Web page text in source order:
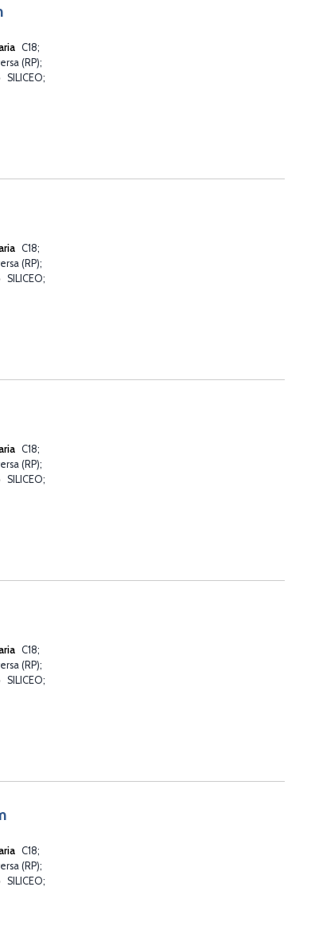
C18
(RP)
SILICEO
C18
(RP)
SILICEO
C18
(RP)
SILICEO
C18
(RP)
SILICEO
C18
(RP)
SILICEO